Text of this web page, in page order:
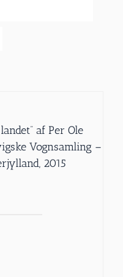
af Per Ole
Vognsamling –
2015